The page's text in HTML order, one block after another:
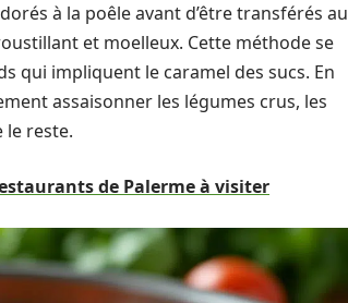
à la poêle avant d’être transférés au
et moelleux. Cette méthode se
qui impliquent le caramel des sucs. En
assaisonner les légumes crus, les
le reste.
de Palerme à visiter